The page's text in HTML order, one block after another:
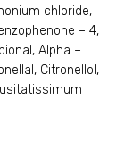
chloride,
– 4,
Alpha –
Citronellol,
usitatissimum